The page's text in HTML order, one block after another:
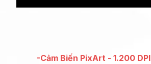
-Cảm Biến PixArt - 1.200 DPI